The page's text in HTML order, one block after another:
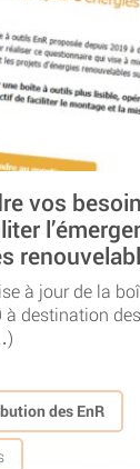
vos
à jour de la
à destination
des EnR